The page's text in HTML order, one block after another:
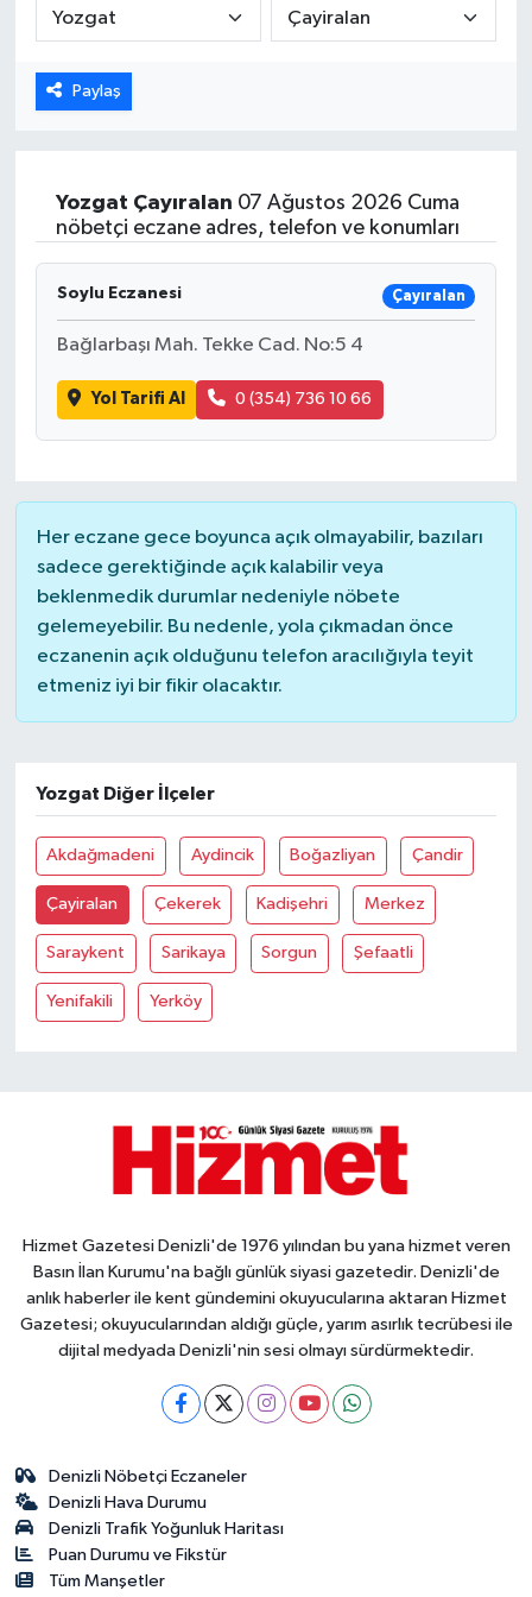
Paylaş
Yozgat Çayıralan 07 Ağustos 2026 Cuma
nöbetçi eczane adres, telefon ve konumları
Soylu Eczanesi Çayıralan
Bağlarbaşı Mah. Tekke Cad. No:5 4
Yol Tarifi Al 0 (354) 736 10 66
Her eczane gece boyunca açık olmayabilir, bazıları
sadece gerektiğinde açık kalabilir veya
beklenmedik durumlar nedeniyle nöbete
gelemeyebilir. Bu nedenle, yola çıkmadan önce
eczanenin açık olduğunu telefon aracılığıyla teyit
etmeniz iyi bir fikir olacaktır.
Yozgat Diğer İlçeler
Akdağmadeni Aydincik Boğazliyan Çandir
Çayiralan Çekerek Kadişehri Merkez
Saraykent Sarikaya Sorgun Şefaatli
Yenifakili Yerköy
Hizmet Gazetesi Denizli'de 1976 yılından bu yana hizmet veren
Basın İlan Kurumu'na bağlı günlük siyasi gazetedir. Denizli'de
anlık haberler ile kent gündemini okuyucularına aktaran Hizmet
Gazetesi; okuyucularından aldığı güçle, yarım asırlık tecrübesi ile
dijital medyada Denizli'nin sesi olmayı sürdürmektedir.
Denizli Nöbetçi Eczaneler
Denizli Hava Durumu
Denizli Trafik Yoğunluk Haritası
Puan Durumu ve Fikstür
Tüm Manşetler
ÖZEL HABER
DTO